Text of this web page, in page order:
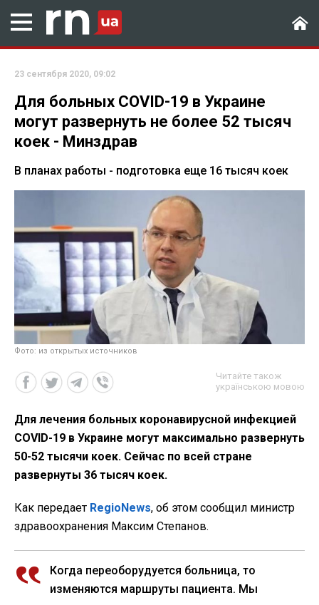
23 сентября 2020, 09:02
Для больных COVID-19 в Украине
могут развернуть не более 52 тысяч
коек - Минздрав
В планах работы - подготовка еще 16 тысяч коек
Фото: из открытых источников
Читайте також
українською мовою
Для лечения больных коронавирусной инфекцией
COVID-19 в Украине могут максимально развернуть
50-52 тысячи коек. Сейчас по всей стране
развернуты 36 тысяч коек.
Как передает RegioNews, об этом сообщил министр
здравоохранения Максим Степанов.
Когда переоборудуется больница, то
изменяются маршруты пациента. Мы